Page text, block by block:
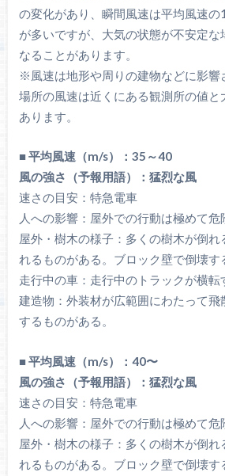
の変化があり、瞬間風速は平均風速の
が多いですが、大気の状態が不安定な
なることがあります。
※風速は地形や周りの建物などに影響
場所の風速は近くにある観測所の値と
あります。
■ 平均風速（m/s）：35～40
風の強さ（予報用語）：猛烈な風
速さの目安：特急電車
人への影響：屋外での行動は極めて危
屋外・樹木の様子：多くの樹木が倒れ
れるものがある。ブロック壁で倒壊す
走行中の車：走行中のトラックが横転
建造物：外装材が広範囲にわたって飛
するものがある。
■ 平均風速（m/s）：40〜
風の強さ（予報用語）：猛烈な風
速さの目安：特急電車
人への影響：屋外での行動は極めて危
屋外・樹木の様子：多くの樹木が倒れ
れるものがある。ブロック壁で倒壊す